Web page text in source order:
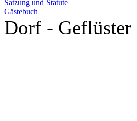
Satzung und Statute
Gästebuch
Dorf - Geflüster